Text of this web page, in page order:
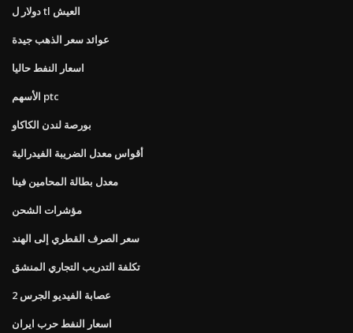
دولار ل tl العيش
عوائد سعر الذهب جيدة
اسعار النفط حاليا
الأسهم ptc
بورصة لندن الكاكاو
أقواس معدل الضريبة الفيدرالية
معدل بطالة المحامين فينا
مؤشرات الشحن
سعر الصرف القطري إلى الهند
تكلفة التدريب التجاري المنشق
عصابة الفيديو الجرس 2
اسعار النفط حرب ايران